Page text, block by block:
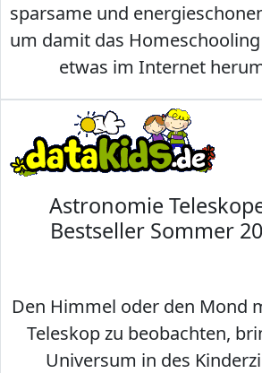
sparsame und
um damit das
etwas im Internet
Astronomie
Bestseller Sommer
Den Himmel oder den Mond
Teleskop zu beobachten,
Universum in des